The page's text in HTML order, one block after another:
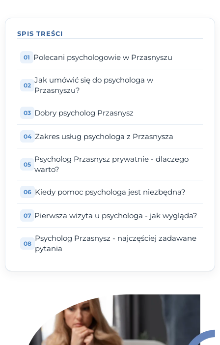
SPIS TREŚCI
Polecani psychologowie w Przasnyszu
Jak umówić się do psychologa w
Przasnyszu?
Dobry psycholog Przasnysz
Zakres usług psychologa z Przasnysza
Psycholog Przasnysz prywatnie - dlaczego
warto?
Kiedy pomoc psychologa jest niezbędna?
Pierwsza wizyta u psychologa - jak wygląda?
Psycholog Przasnysz - najczęściej zadawane
pytania